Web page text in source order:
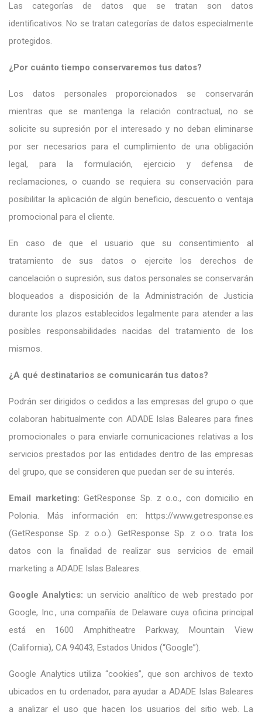
Las categorías de datos que se tratan son datos
identificativos. No se tratan categorías de datos especialmente
protegidos.
¿Por cuánto tiempo conservaremos tus datos?
Los datos personales proporcionados se conservarán
mientras que se mantenga la relación contractual, no se
solicite su supresión por el interesado y no deban eliminarse
por ser necesarios para el cumplimiento de una obligación
legal, para la formulación, ejercicio y defensa de
reclamaciones, o cuando se requiera su conservación para
posibilitar la aplicación de algún beneficio, descuento o ventaja
promocional para el cliente.
En caso de que el usuario que su consentimiento al
tratamiento de sus datos o ejercite los derechos de
cancelación o supresión, sus datos personales se conservarán
bloqueados a disposición de la Administración de Justicia
durante los plazos establecidos legalmente para atender a las
posibles responsabilidades nacidas del tratamiento de los
mismos.
¿A qué destinatarios se comunicarán tus datos?
Podrán ser dirigidos o cedidos a las empresas del grupo o que
colaboran habitualmente con ADADE Islas Baleares para fines
promocionales o para enviarle comunicaciones relativas a los
servicios prestados por las entidades dentro de las empresas
del grupo, que se consideren que puedan ser de su interés.
Email marketing: GetResponse Sp. z o.o., con domicilio en
Polonia. Más información en: https://www.getresponse.es
(GetResponse Sp. z o.o.). GetResponse Sp. z o.o. trata los
datos con la finalidad de realizar sus servicios de email
marketing a ADADE Islas Baleares.
Google Analytics: un servicio analítico de web prestado por
Google, Inc., una compañía de Delaware cuya oficina principal
está en 1600 Amphitheatre Parkway, Mountain View
(California), CA 94043, Estados Unidos (“Google”).
Google Analytics utiliza “cookies”, que son archivos de texto
ubicados en tu ordenador, para ayudar a ADADE Islas Baleares
a analizar el uso que hacen los usuarios del sitio web. La